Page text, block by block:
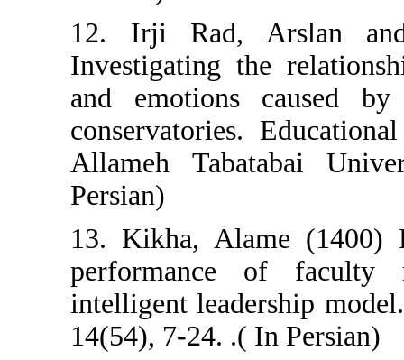
12. Irji Rad,
Investigating
and emotions
Allameh
13. Kikha,
performance
intelligent
14(54), 7-24. .(